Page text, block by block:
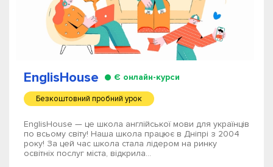
EnglisHouse Є онлайн-курси
Безкоштовний пробний урок
EnglisHouse — це школа англійської мови для українців
по всьому світу! Наша школа працює в Дніпрі з 2004
року! За цей час школа стала лідером на ринку
освітніх послуг міста, відкрила...